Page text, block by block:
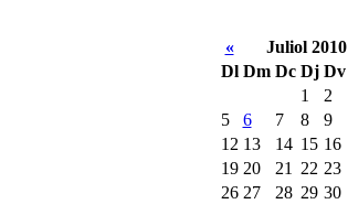
« Juliol 2010
Dl Dm Dc Dj Dv
1
2
5
6 7 8 9
12 13 14 15 16
19 20 21 22 23
26 27 28 29 30